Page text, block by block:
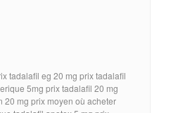
tadalafil eg 20 mg prix tadalafil
5mg prix tadalafil 20 mg
mg prix moyen où acheter